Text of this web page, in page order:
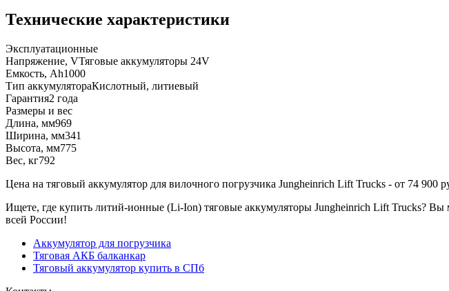
Технические характеристики
Эксплуатационные
Напряжение, VТяговые аккумуляторы 24V
Емкость, Ah1000
Тип аккумулятораКислотный, литиевый
Гарантия2 года
Размеры и вес
Длина, мм969
Ширина, мм341
Высота, мм775
Вес, кг792
Цена на тяговый аккумулятор для вилочного погрузчика Jungheinrich Lift Trucks - от 74 900
Ищете, где купить литий-ионные (Li-Ion) тяговые аккумуляторы Jungheinrich Lift Trucks?
всей России!
Аккумулятор для погрузчика
Тяговая АКБ балканкар
Тяговый аккумулятор купить в СПб